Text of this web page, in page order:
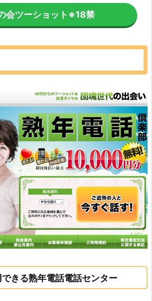
会ツーショット※18禁
きる熟年電話電話センター